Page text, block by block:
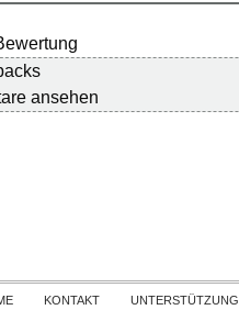
ansehen
KONTAKT UNTERSTÜTZUNG